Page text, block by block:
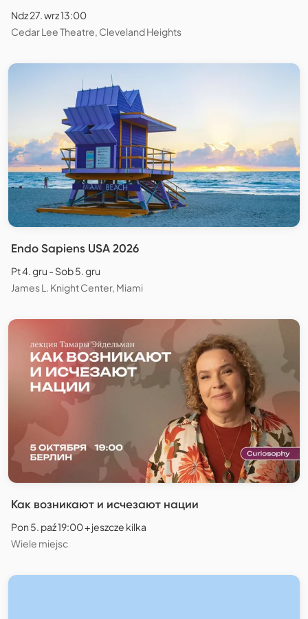
Ndz 27. wrz 13:00
Cedar Lee Theatre, Cleveland Heights
Endo Sapiens USA 2026
Pt 4. gru - Sob 5. gru
James L. Knight Center, Miami
Как возникают и исчезают нации
Pon 5. paź 19:00 + jeszcze kilka
Wiele miejsc